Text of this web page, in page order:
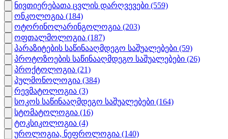
ნივთიერებათა ცვლის დარღვევები (559)
ონკოლოგია (184)
ოტორინოლარინგოლოგია (203)
ოფთალმოლოგია (187)
პარაზიტების საწინააღმდეგო საშუალებები (59)
პროტოზოების საწინააღმდეგო საშუალებები (26)
პროქტოლოგია (21)
პულმონოლოგია (384)
რევმატოლოგია (3)
სოკოს საწინააღმდეგო საშუალებები (164)
სტომატოლოგია (16)
ტოკსიკოლოგია (4)
უროლოგია, ნეფროლოგია (140)